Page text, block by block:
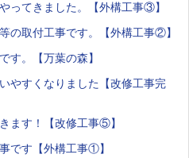
ってきました。【外構工事③】
の取付工事です。【外構工事②】
す。【万葉の森】
やすくなりました【改修工事完
ます！【改修工事⑤】
です【外構工事①】